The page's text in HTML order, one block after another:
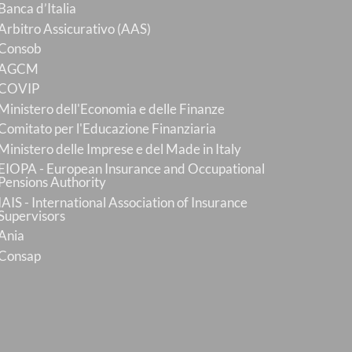
d’Italia
Assicurativo (AAS)
dell'Economia e delle Finanze
per l'Educazione Finanziaria
delle Imprese e del Made in Italy
- European Insurance and Occupational
Authority
IAIS - International Association of Insurance